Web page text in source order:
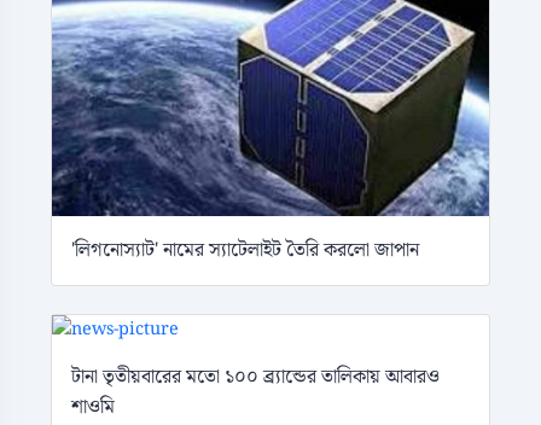
'লিগনোস্যাট' নামের স্যাটেলাইট তৈরি করলো জাপান
টানা তৃতীয়বারের মতো ১০০ ব্র্যান্ডের তালিকায় আবারও
শাওমি